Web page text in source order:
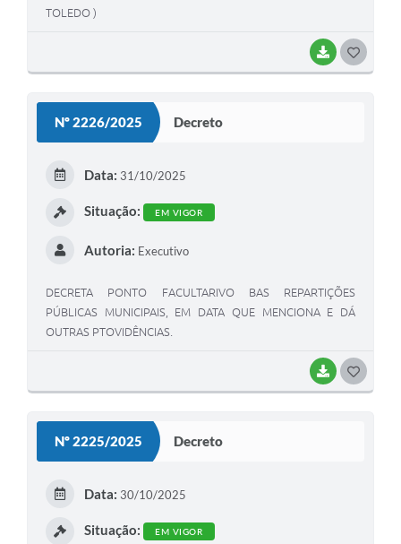
BAIXAR
TOLEDO )
Nº 2226/2025 Decreto
BAIXAR
Data: 31/10/2025
Situação: EM VIGOR
Autoria: Executivo
DECRETA PONTO FACULTARIVO BAS REPARTIÇÕES
PÚBLICAS MUNICIPAIS, EM DATA QUE MENCIONA E DÁ
OUTRAS PTOVIDÊNCIAS.
Nº 2225/2025 Decreto
Data: 30/10/2025
Situação: EM VIGOR